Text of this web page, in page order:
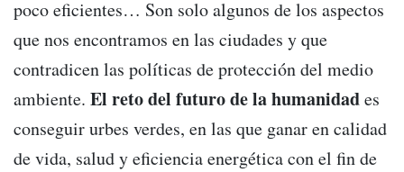
poco eficientes… Son solo algunos de los aspectos
que nos encontramos en las ciudades y que
contradicen las políticas de protección del medio
ambiente. El reto del futuro de la humanidades
conseguir urbes verdes, en las que ganar en calidad
de vida, salud y eficiencia energética con el fin de